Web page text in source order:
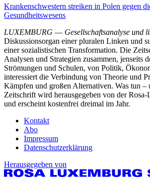
Krankenschwestern streiken in Polen gegen
Gesundheitswesens
LUXEMBURG — Gesellschaftsanalyse und
Diskussionsorgan einer pluralen Linken und
einer sozialistischen Transformation. Die
Analysen und Strategien zusammen, jenseits
Strömungen und Schulen, von Politik,
interessiert die Verbindung von Theorie und
Kämpfen und großen Alternativen. Was tun –
Zeitschrift wird herausgegeben von der
und erscheint kostenfrei dreimal im Jahr.
Kontakt
Abo
Impressum
Datenschutzerklärung
Herausgegeben von